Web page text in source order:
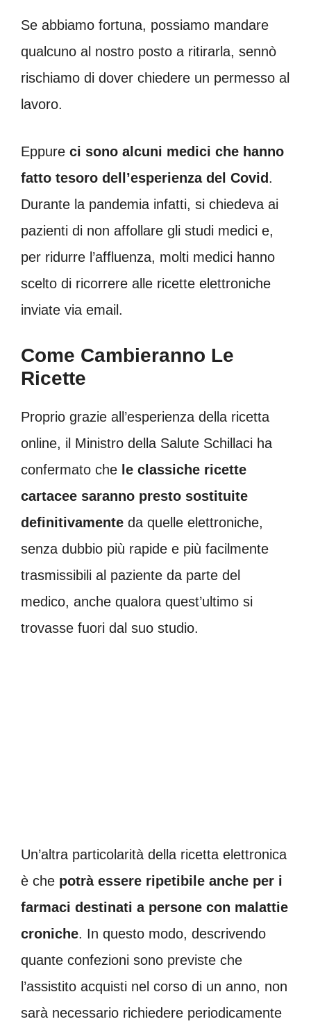
Se abbiamo fortuna, possiamo mandare
qualcuno al nostro posto a ritirarla, sennò
rischiamo di dover chiedere un permesso al
lavoro.
Eppure ci sono alcuni medici che hanno
fatto tesoro dell’esperienza del Covid .
Durante la pandemia infatti, si chiedeva ai
pazienti di non affollare gli studi medici e,
per ridurre l’affluenza, molti medici hanno
scelto di ricorrere alle ricette elettroniche
inviate via email.
Come Cambieranno Le
Ricette
Proprio grazie all’esperienza della ricetta
online, il Ministro della Salute Schillaci ha
confermato che le classiche ricette
cartacee saranno presto sostituite
definitivamente da quelle elettroniche,
senza dubbio più rapide e più facilmente
trasmissibili al paziente da parte del
medico, anche qualora quest’ultimo si
trovasse fuori dal suo studio.
Un’altra particolarità della ricetta elettronica
è che potrà essere ripetibile anche per i
farmaci destinati a persone con malattie
croniche. In questo modo, descrivendo
quante confezioni sono previste che
l’assistito acquisti nel corso di un anno, non
sarà necessario richiedere periodicamente